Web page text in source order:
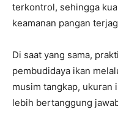
terkontrol, sehingga
keamanan pangan
Di saat yang sama,
pembudidaya ikan
musim tangkap, ukuran
lebih bertanggung